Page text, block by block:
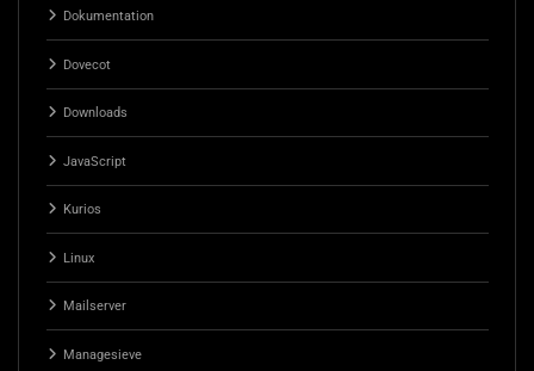
Dokumentation
Dovecot
Downloads
JavaScript
Kurios
Linux
Mailserver
Managesieve